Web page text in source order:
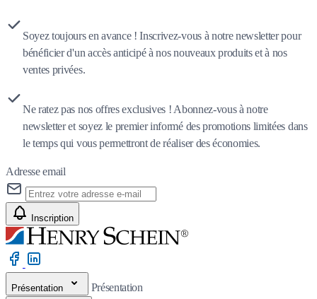
Soyez toujours en avance ! Inscrivez-vous à notre newsletter pour
bénéficier d'un accès anticipé à nos nouveaux produits et à nos
ventes privées.
Ne ratez pas nos offres exclusives ! Abonnez-vous à notre
newsletter et soyez le premier informé des promotions limitées dans
le temps qui vous permettront de réaliser des économies.
Adresse email
Inscription
Présentation Présentation